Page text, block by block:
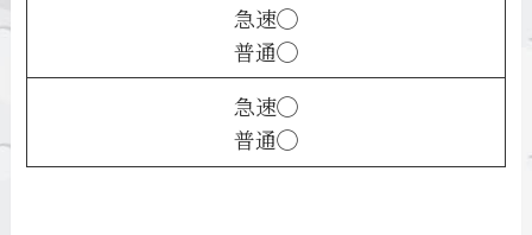
急速◯
普通◯
急速◯
普通◯